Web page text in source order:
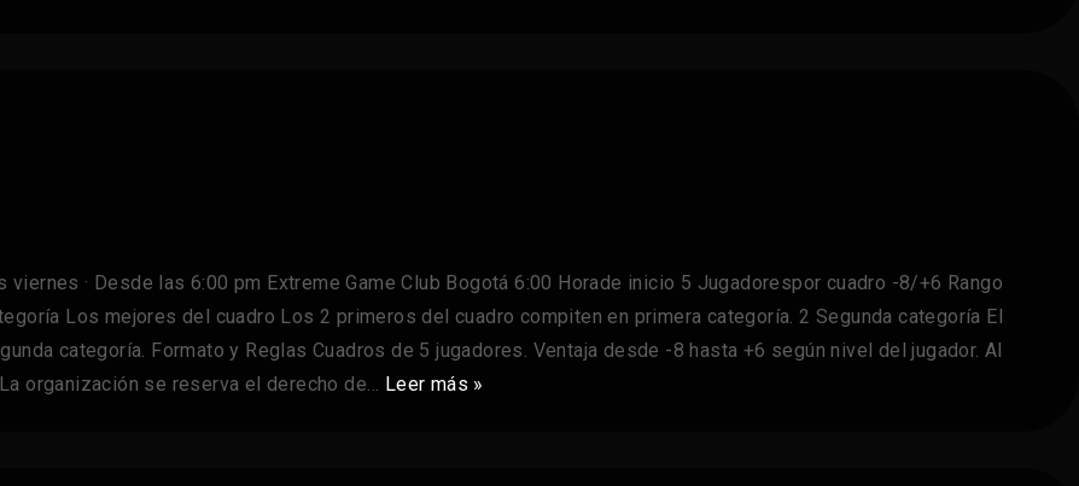
· Desde las 6:00 pm Extreme Game Club Bogotá 6:00 Horade inicio 5 Jugadorespor cuadro -8/+6 Rango
Los mejores del cuadro Los 2 primeros del cuadro compiten en primera categoría. 2 Segunda categoría El
categoría. Formato y Reglas Cuadros de 5 jugadores. Ventaja desde -8 hasta +6 según nivel del jugador. Al
organización se reserva el derecho de… Leer más »